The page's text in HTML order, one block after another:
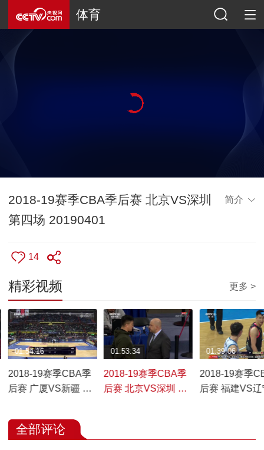
体育
2018-19赛季CBA季后赛 北京VS深圳
第四场 20190401
简介
14
精彩视频 更多 >
2018-19赛季CBA季
后赛 广厦VS新疆 第
01:54:16
2018-19赛季CBA季
后赛 北京VS深圳 第
01:53:34
2018-19赛季
后赛 福建VS辽
01:39:06
全部评论